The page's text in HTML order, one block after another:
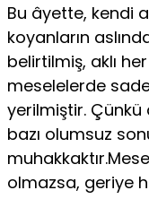
Bu âyette, kendi
koyanların
belirtilmiş, aklı
meselelerde
yerilmiştir. Çünkü
bazı olumsuz
olmazsa, geriye